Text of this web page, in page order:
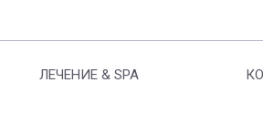
ЛЕЧЕНИЕ & SPA